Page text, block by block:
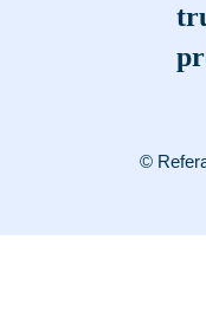
©